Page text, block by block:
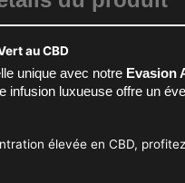
au CBD
unique avec notre Evasion
infusion luxueuse offre un
élevée en CBD,